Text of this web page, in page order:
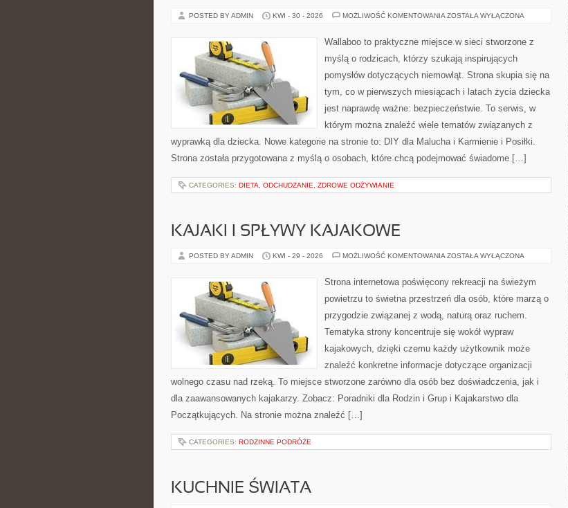
POSTED BY ADMIN KWI - 30 - 2026 MOŻLIWOŚĆ KOMENTOWANIA KARMIENIE
ZOSTAŁA WYŁĄCZONA
Wallaboo to praktyczne miejsce w sieci stworzone z
myślą o rodzicach, którzy szukają inspirujących
pomysłów dotyczących niemowląt. Strona skupia się na
tym, co w pierwszych miesiącach i latach życia dziecka
jest naprawdę ważne: bezpieczeństwie. To serwis, w
którym można znaleźć wiele tematów związanych z
wyprawką dla dziecka. Nowe kategorie na stronie to: DIY dla Malucha i Karmienie i Posiłki.
Strona została przygotowana z myślą o osobach, które chcą podejmować świadome […]
CATEGORIES: DIETA, ODCHUDZANIE, ZDROWE ODŻYWIANIE
KAJAKI I SPŁYWY KAJAKOWE
POSTED BY ADMIN KWI - 29 - 2026 MOŻLIWOŚĆ KOMENTOWANIA KAJAKI
KAJAKOWE
ZOSTAŁA WYŁĄCZONA
Strona internetowa poświęcony rekreacji na świeżym
powietrzu to świetna przestrzeń dla osób, które marzą o
przygodzie związanej z wodą, naturą oraz ruchem.
Tematyka strony koncentruje się wokół wypraw
kajakowych, dzięki czemu każdy użytkownik może
znaleźć konkretne informacje dotyczące organizacji
wolnego czasu nad rzeką. To miejsce stworzone zarówno dla osób bez doświadczenia, jak i
dla zaawansowanych kajakarzy. Zobacz: Poradniki dla Rodzin i Grup i Kajakarstwo dla
Początkujących. Na stronie można znaleźć […]
CATEGORIES: RODZINNE PODRÓŻE
KUCHNIE ŚWIATA